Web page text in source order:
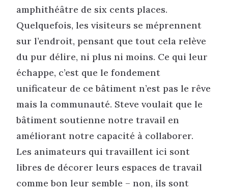
amphithéâtre de six cents places.
Quelquefois, les visiteurs se méprennent
sur l’endroit, pensant que tout cela relève
du pur délire, ni plus ni moins. Ce qui leur
échappe, c’est que le fondement
unificateur de ce bâtiment n’est pas le rêve
mais la communauté. Steve voulait que le
bâtiment soutienne notre travail en
améliorant notre capacité à collaborer.
Les animateurs qui travaillent ici sont
libres de décorer leurs espaces de travail
comme bon leur semble – non, ils sont